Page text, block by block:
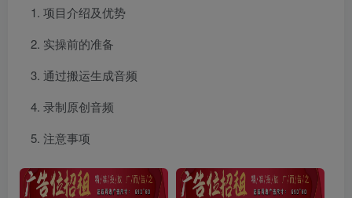
项目介绍及优势
实操前的准备
通过搬运生成音频
录制原创音频
注意事项